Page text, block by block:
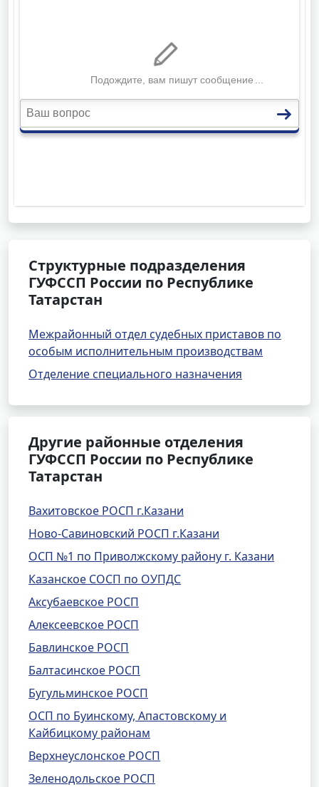
Структурные подразделения
ГУФССП России по Республике
Татарстан
Межрайонный отдел судебных приставов по
особым исполнительным производствам
Отделение специального назначения
Другие районные отделения
ГУФССП России по Республике
Татарстан
Вахитовское РОСП г.Казани
Ново-Савиновский РОСП г.Казани
ОСП №1 по Приволжскому району г. Казани
Казанское СОСП по ОУПДС
Аксубаевское РОСП
Алексеевское РОСП
Бавлинское РОСП
Балтасинское РОСП
Бугульминское РОСП
ОСП по Буинскому, Апастовскому и
Кайбицкому районам
Верхнеуслонское РОСП
Зеленодольское РОСП